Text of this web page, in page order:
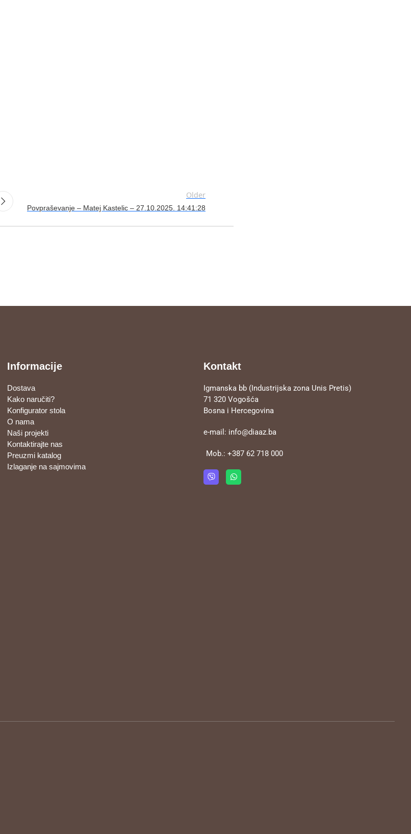
Older
Povpraševanje – Matej Kastelic – 27.10.2025. 14:41:28
Informacije
Dostava
Kako naručiti?
Konfigurator stola
O nama
Naši projekti
Kontaktirajte nas
Preuzmi katalog
Izlaganje na sajmovima
Kontakt
Igmanska bb (Industrijska zona Unis Pretis)
71 320 Vogošća
Bosna i Hercegovina
e-mail: info@diaaz.ba
Mob.:+387 62 718 000